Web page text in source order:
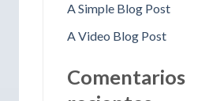
A Simple Blog Post
A Video Blog Post
Comentarios